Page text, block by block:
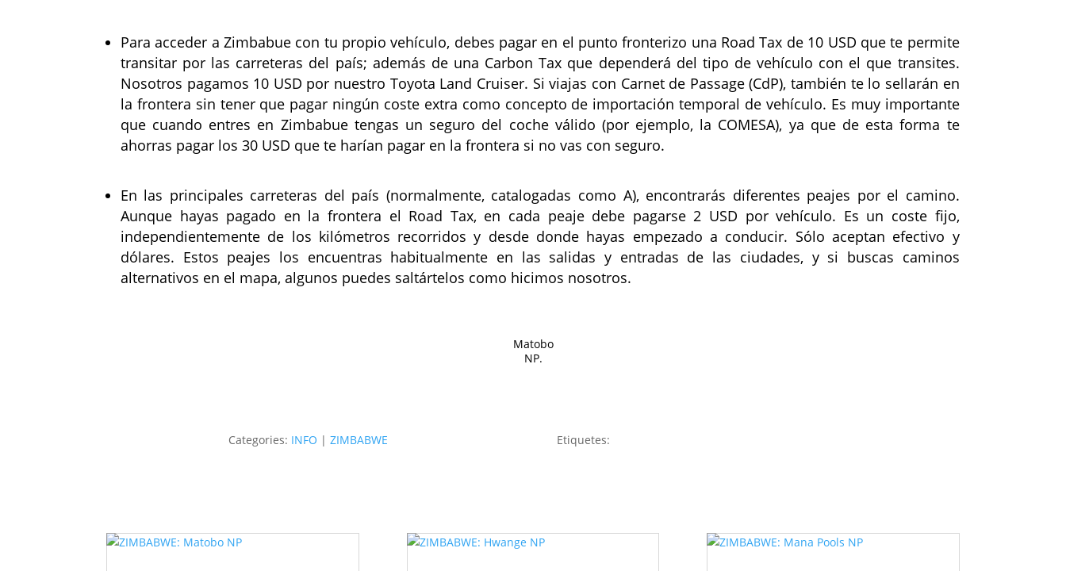
Para acceder a Zimbabue con tu propio vehículo, debes pagar en el punto fronterizo una Road Tax de 10 USD que te permite
transitar por las carreteras del país; además de una Carbon Tax que dependerá del tipo de vehículo con el que transites.
Nosotros pagamos 10 USD por nuestro Toyota Land Cruiser. Si viajas con Carnet de Passage (CdP), también te lo sellarán en
la frontera sin tener que pagar ningún coste extra como concepto de importación temporal de vehículo. Es muy importante
que cuando entres en Zimbabue tengas un seguro del coche válido (por ejemplo, la COMESA), ya que de esta forma te
ahorras pagar los 30 USD que te harían pagar en la frontera si no vas con seguro.
En las principales carreteras del país (normalmente, catalogadas como A), encontrarás diferentes peajes por el camino.
Aunque hayas pagado en la frontera el Road Tax, en cada peaje debe pagarse 2 USD por vehículo. Es un coste fijo,
independientemente de los kilómetros recorridos y desde donde hayas empezado a conducir. Sólo aceptan efectivo y
dólares. Estos peajes los encuentras habitualmente en las salidas y entradas de las ciudades, y si buscas caminos
alternativos en el mapa, algunos puedes saltártelos como hicimos nosotros.
Matobo
NP.
Categories: INFO | ZIMBABWE Etiquetes: